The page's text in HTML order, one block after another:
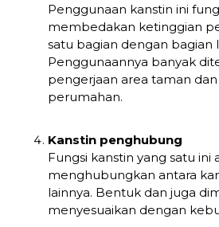
Penggunaan kanstin ini
membedakan ketinggian
satu bagian dengan bagian
Penggunaannya banyak
pengerjaan area taman
perumahan.
Kanstin penghubung
Fungsi kanstin yang satu ini
menghubungkan antara
lainnya. Bentuk dan juga
menyesuaikan dengan